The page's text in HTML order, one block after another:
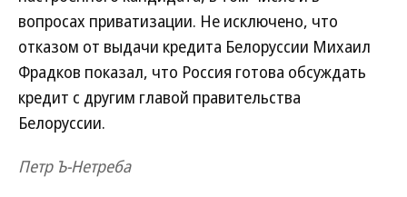
вопросах приватизации. Не исключено, что
отказом от выдачи кредита Белоруссии Михаил
Фрадков показал, что Россия готова обсуждать
кредит с другим главой правительства
Белоруссии.
Петр Ъ-Нетреба